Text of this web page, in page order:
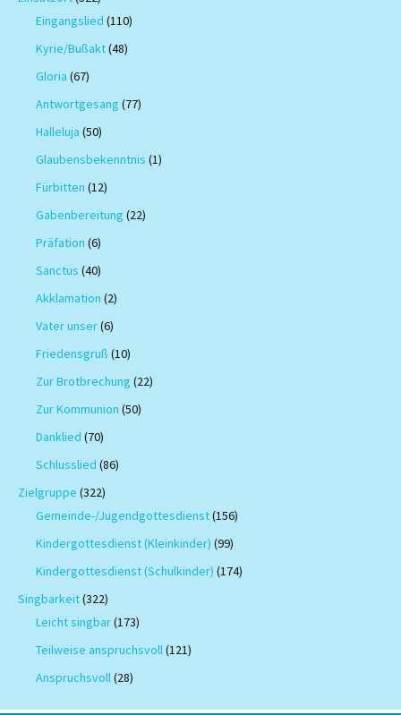
Eingangslied (110)
Kyrie/Bußakt(48)
Gloria (67)
Antwortgesang (77)
Halleluja (50)
Glaubensbekenntnis (1)
Fürbitten (12)
Gabenbereitung (22)
Präfation (6)
Sanctus (40)
Akklamation (2)
Vater unser(6)
Friedensgruß (10)
Zur Brotbrechung (22)
Zur Kommunion (50)
Danklied (70)
Schlusslied (86)
Zielgruppe (322)
Gemeinde-/Jugendgottesdienst(156)
Kindergottesdienst (Kleinkinder) (99)
Kindergottesdienst (Schulkinder) (174)
Singbarkeit(322)
Leicht singbar(173)
Teilweise anspruchsvoll(121)
Anspruchsvoll(28)